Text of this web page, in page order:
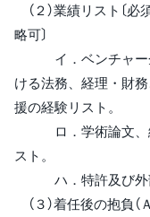
（２）業績リスト〔
略可〕
イ．ベンチャー企
ける法務、経理・財
援の経験リスト。
ロ．学術論文、総
スト。
ハ．特許及び外部
（３）着任後の抱負（